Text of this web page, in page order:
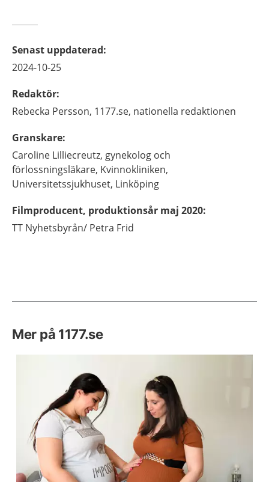
Senast uppdaterad:
2024-10-25
Redaktör:
Rebecka Persson, 1177.se, nationella redaktionen
Granskare:
Caroline Lilliecreutz, gynekolog och
förlossningsläkare, Kvinnokliniken,
Universitetssjukhuset, Linköping
Filmproducent, produktionsår maj 2020:
TT Nyhetsbyrån/ Petra Frid
Mer på 1177.se